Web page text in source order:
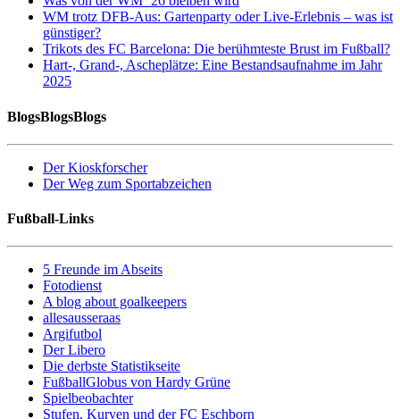
WM trotz DFB-Aus: Gartenparty oder Live-Erlebnis – was ist
günstiger?
Trikots des FC Barcelona: Die berühmteste Brust im Fußball?
Hart-, Grand-, Ascheplätze: Eine Bestandsaufnahme im Jahr
2025
BlogsBlogsBlogs
Der Kioskforscher
Der Weg zum Sportabzeichen
Fußball-Links
5 Freunde im Abseits
Fotodienst
A blog about goalkeepers
allesausseraas
Argifutbol
Der Libero
Die derbste Statistikseite
FußballGlobus von Hardy Grüne
Spielbeobachter
Stufen, Kurven und der FC Eschborn